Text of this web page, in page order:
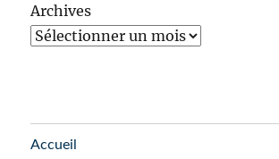
Archives
Accueil